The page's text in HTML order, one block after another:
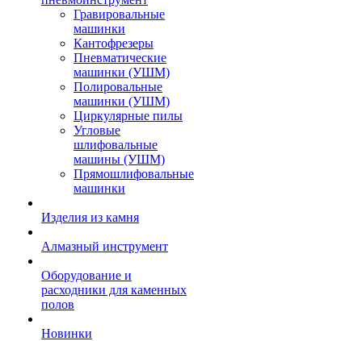
Гравировальные
машинки
Кантофрезеры
Пневматические
машинки (УШМ)
Полировальные
машинки (УШМ)
Циркулярные пилы
Угловые
шлифовальные
машины (УШМ)
Прямошлифовальные
машинки
Изделия из камня
Алмазный инструмент
Оборудование и
расходники для каменных
полов
Новинки